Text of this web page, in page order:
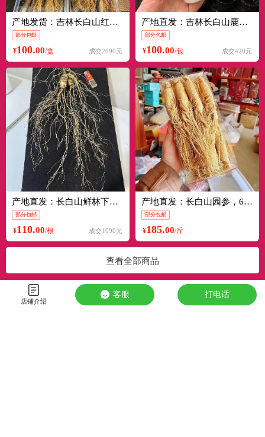
产地发货：吉林长白山红参，无糖红参，边条参，足干参
部分包邮
¥100.00/盒 成交2690元
产地直发：吉林长白山鹿托盘粉，鹿角帽粉
部分包邮
¥100.00/包 成交420元
产地直发：长白山鲜林下参，籽货年份高，参形漂亮，营养价值高！
部分包邮
¥110.00/根 成交1090元
产地直发：长白山园参，6年原皮生晒高含量无磺，新鲜上市！
部分包邮
¥185.00/斤
查看全部商品
店铺介绍
客服 打电话